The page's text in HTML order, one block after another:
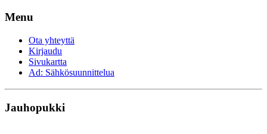
Menu
Ota yhteyttä
Kirjaudu
Sivukartta
Ad: Sähkösuunnittelua
Jauhopukki